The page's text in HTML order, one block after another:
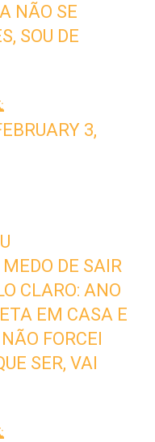
NÃO SE
SOU DE
3,
DE SAIR
CLARO: ANO
EM CASA E
FORCEI
SER, VAI